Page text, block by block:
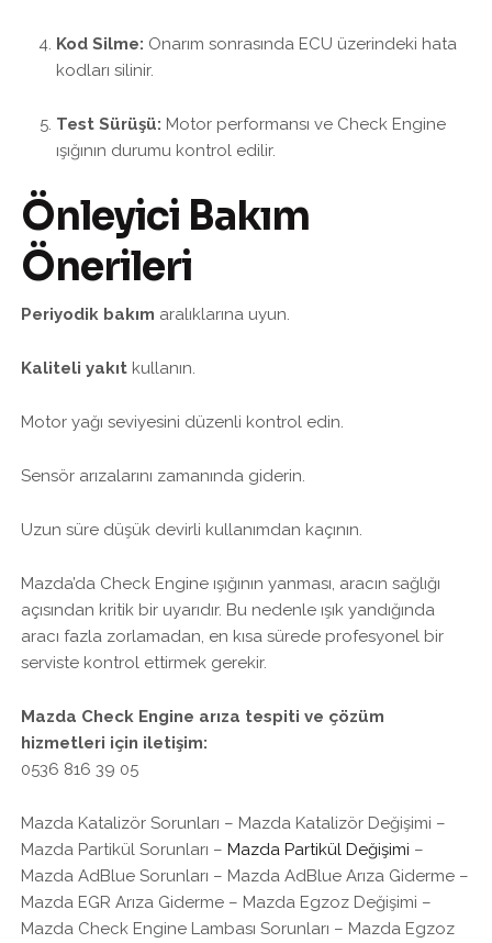
Kod Silme: Onarım sonrasında ECU üzerindeki hata
kodları silinir.
Test Sürüşü: Motor performansı ve Check Engine
ışığının durumu kontrol edilir.
Önleyici Bakım
Önerileri
Periyodik bakım aralıklarına uyun.
Kaliteli yakıt kullanın.
Motor yağı seviyesini düzenli kontrol edin.
Sensör arızalarını zamanında giderin.
Uzun süre düşük devirli kullanımdan kaçının.
Mazda’da Check Engine ışığının yanması, aracın sağlığı
açısından kritik bir uyarıdır. Bu nedenle ışık yandığında
aracı fazla zorlamadan, en kısa sürede profesyonel bir
serviste kontrol ettirmek gerekir.
Mazda Check Engine arıza tespiti ve çözüm
hizmetleri için iletişim:
0536 816 39 05
Mazda Katalizör Sorunları – Mazda Katalizör Değişimi –
Mazda Partikül Sorunları –Mazda Partikül Değişimi –
Mazda AdBlue Sorunları – Mazda AdBlue Arıza Giderme –
Mazda EGR Arıza Giderme – Mazda Egzoz Değişimi –
Mazda Check Engine Lambası Sorunları – Mazda Egzoz